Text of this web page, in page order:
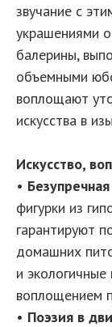
звучание с
украшениями
балерины,
объемными
воплощают
искусства в
Искусство,
•
фигурки из
гарантируют
домашних
и
воплощением
• Поэзия в